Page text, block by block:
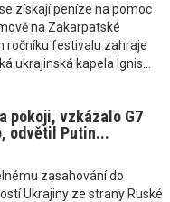
získají peníze na pomoc
na Zakarpatské
ročníku festivalu zahraje
ukrajinská kapela Ignis...
pokoji, vzkázalo G7
odvětil Putin...
zasahování do
Ukrajiny ze strany Ruské